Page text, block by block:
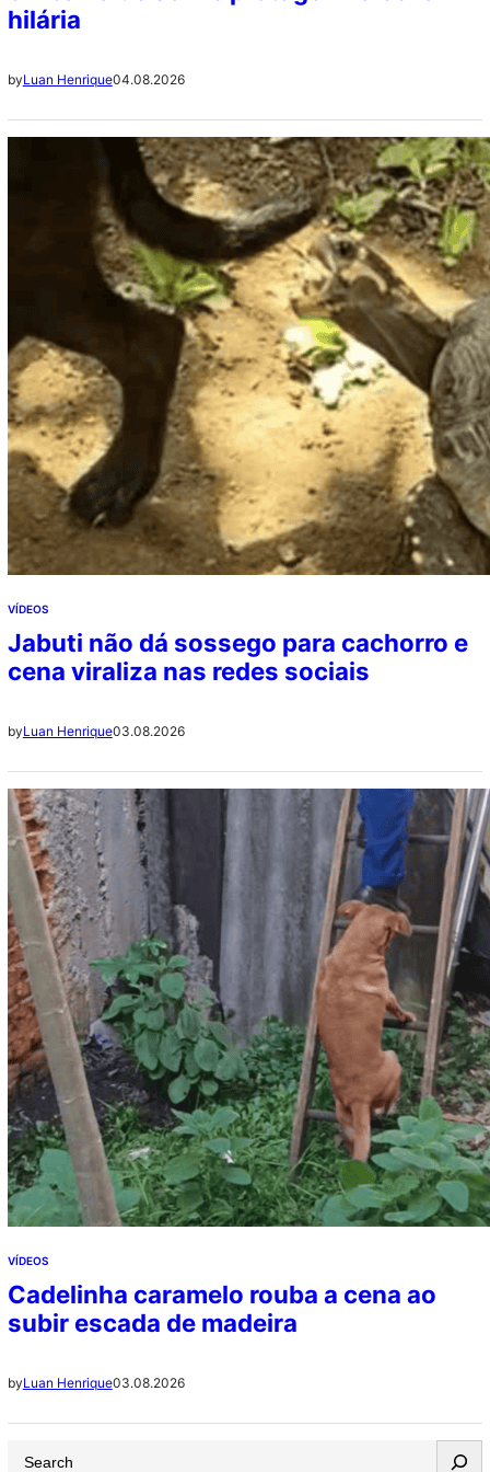
hilária
byLuan Henrique04.08.2026
VÍDEOS
Jabuti não dá sossego para cachorro e
cena viraliza nas redes sociais
byLuan Henrique03.08.2026
VÍDEOS
Cadelinha caramelo rouba a cena ao
subir escada de madeira
byLuan Henrique03.08.2026